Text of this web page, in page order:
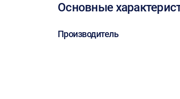
Основные
Производитель